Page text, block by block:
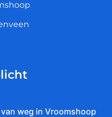
weg in Vroomshoop